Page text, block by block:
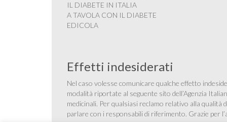
IL DIABETE IN ITALIA
A TAVOLA CON IL DIABETE
EDICOLA
Effetti indesiderati
Nel caso volesse comunicare qualche effetto
modalità riportate al seguente sito dell’Agenzia
medicinali. Per qualsiasi reclamo relativo alla
parlare con i responsabili di riferimento. Grazie per